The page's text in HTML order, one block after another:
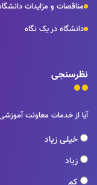
مناقصات و مزایدات
دانشگاه در یک نگاه
نظرسنجی
آیا از خدمات معاونت
خیلی زیاد
زیاد